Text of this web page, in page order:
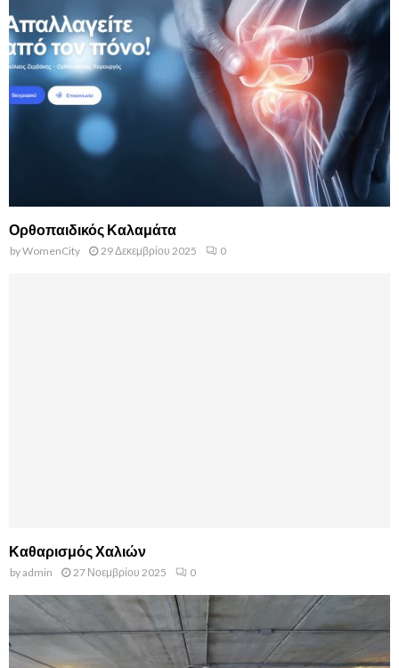
Ορθοπαιδικός Καλαμάτα
byWomenCity 29 Δεκεμβρίου 2025 0
Καθαρισμός Χαλιών
byadmin 27 Νοεμβρίου 2025 0